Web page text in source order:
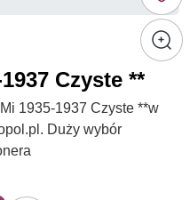
Czyste **
1935-1937 Czyste **w
Duży wybór